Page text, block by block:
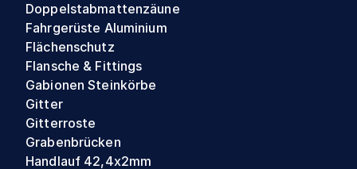
Doppelstabmattenzäune
Fahrgerüste Aluminium
Flächenschutz
Flansche & Fittings
Gabionen Steinkörbe
Gitter
Gitterroste
Grabenbrücken
Handlauf 42,4x2mm